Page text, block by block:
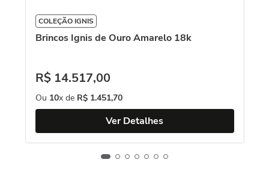
COLEÇÃO IGNIS
Brincos Ignis de Ouro Amarelo 18k
R$ 14.517,00
Ou 10x de R$ 1.451,70
Ver Detalhes